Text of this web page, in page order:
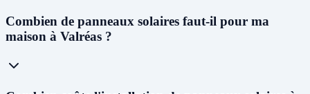
Combien de panneaux solaires faut-il pour ma
maison à Valréas ?